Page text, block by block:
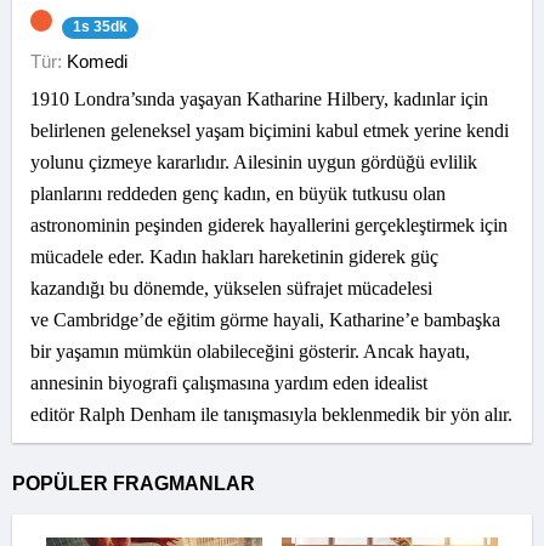
1s 35dk
Tür: Komedi
1910 Londra’sında yaşayan Katharine Hilbery, kadınlar için
belirlenen geleneksel yaşam biçimini kabul etmek yerine kendi
yolunu çizmeye kararlıdır. Ailesinin uygun gördüğü evlilik
planlarını reddeden genç kadın, en büyük tutkusu olan
astronominin peşinden giderek hayallerini gerçekleştirmek için
mücadele eder. Kadın hakları hareketinin giderek güç
kazandığı bu dönemde, yükselen süfrajet mücadelesi
ve Cambridge’de eğitim görme hayali, Katharine’e bambaşka
bir yaşamın mümkün olabileceğini gösterir. Ancak hayatı,
annesinin biyografi çalışmasına yardım eden idealist
editör Ralph Denham ile tanışmasıyla beklenmedik bir yön alır.
POPÜLER FRAGMANLAR